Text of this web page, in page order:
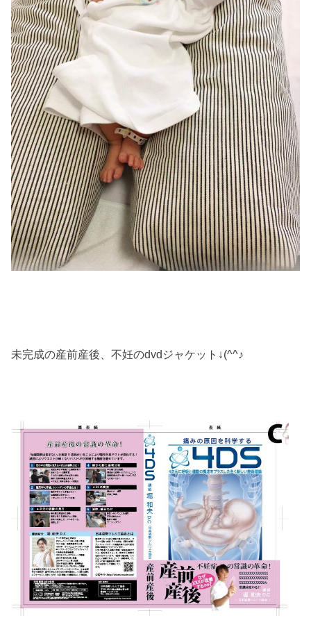
未完成の産前産後、不妊のdvdジャケット↓(^^♪